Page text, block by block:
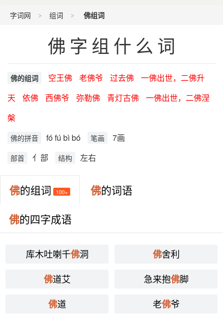
字词网 组词 佛组词
佛字组什么词
佛的组词 空王佛 老佛爷 过去佛
一佛出世，二佛升
天
依佛 西佛爷 弥勒佛 青灯古佛
一佛出世，二佛涅
槃
佛的拼音 fó fú bì bó 笔画 7画
部首 亻部 结构 左右
佛的组词 100+ 佛的词语
佛的四字成语
库木吐喇千佛洞 佛舍利
佛道艾 急来抱佛脚
佛道 老佛爷